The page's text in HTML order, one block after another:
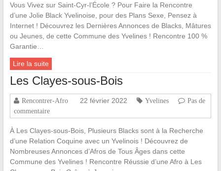
Vous Vivez sur Saint-Cyr-l’École ? Pour Faire la Rencontre
d’une Jolie Black Yvelinoise, pour des Plans Sexe, Pensez à
Internet ! Découvrez les Dernières Annonces de Blacks, Mâtures
ou Jeunes, de cette Commune des Yvelines ! Rencontre 100 %
Garantie…
Lire la suite
Les Clayes-sous-Bois
Rencontrer-Afro 22 février 2022 Yvelines
Pas de
commentaire
À Les Clayes-sous-Bois, Plusieurs Blacks sont à la Recherche
d’une Relation Coquine avec un Yvelinois ! Découvrez de
Nombreuses Annonces d’Afros de Tous Âges dans cette
Commune des Yvelines ! Rencontre Réussie d’une Afro à Les